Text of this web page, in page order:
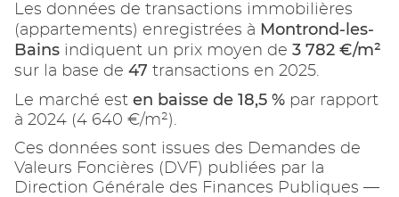
Les données de transactions immobilières
(appartements) enregistrées à Montrond-les-
Bains indiquent un prix moyen de 3 782 €/m²
sur la base de 47 transactions en 2025.
Le marché est en baisse de 18,5 % par rapport
à 2024 (4 640 €/m²).
Ces données sont issues des Demandes de
Valeurs Foncières (DVF) publiées par la
Direction Générale des Finances Publiques —